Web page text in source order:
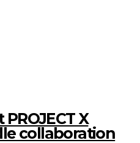
PROJECT X
collaboration